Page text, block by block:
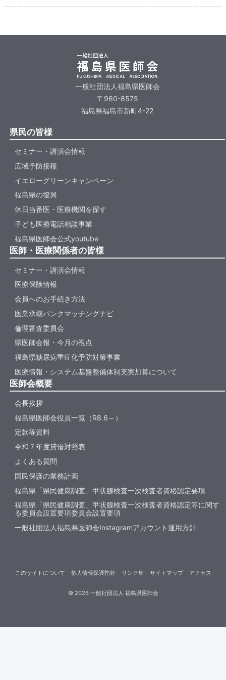
一般社団法人福島県医師会
〒960-8575
福島県福島市新町4-22
県民の皆様
セミナー・講演会情報
広域予防接種
イエローグリーンキャンペーン
福島県の復興
休日当番医・医療機関を探す
子ども医療電話相談事業
福島県医師会公式youtube
医師・医療関係者の皆様
セミナー・講演会情報
医療保険情報
会員へのお手続き方法
医業承継バンクマッチングナビ
倫理審査委員会
県医師会報・今月の視点
福島県糖尿病重症化予防対策事業
医療情報・システム基盤整備体制充実加算について
医師会概要
会長挨拶
福島県医師会役員一覧（R8.6～）
定款等資料
令和７年度貸借対照表
よくある質問
国民保護の業務計画
福島県「県民健康調査」甲状腺検査一次検査者資格認定要項
福島県「県民健康調査」甲状腺検査一次検査者資格認定等に関す
る委員会設置要項委員会設置要項
一般社団法人福島県医師会Instagramアカウント運用方針
© 2026一般社団法人 福島県医師会
このサイトについて 個人情報保護指針 リンク集 サイトマップ アクセス